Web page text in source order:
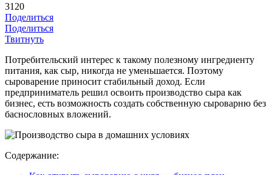
3120
Поделиться
Поделиться
Твитнуть
Потребительский интерес к такому полезному ингредиенту
питания, как сыр, никогда не уменьшается. Поэтому
сыроварение приносит стабильный доход. Если
предприниматель решил освоить производство сыра как
бизнес, есть возможность создать собственную сыроварню без
баснословных вложений.
Содержание: